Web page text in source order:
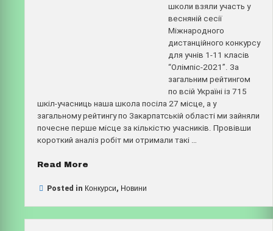
школи взяли участь у
весняній сесії
Міжнародного
дистанційного конкурсу
для учнів 1-11 класів
“Олімпіс-2021”. За
загальним рейтингом
по всій Україні із 715
шкіл-учасниць наша школа посіла 27 місце, а у
загальному рейтингу по Закарпатській області ми зайняли
почесне перше місце за кількістю учасників. Провівши
короткий аналіз робіт ми отримали такі …
Read More
“Олімпіс-2021:
Posted in Конкурси, Новини